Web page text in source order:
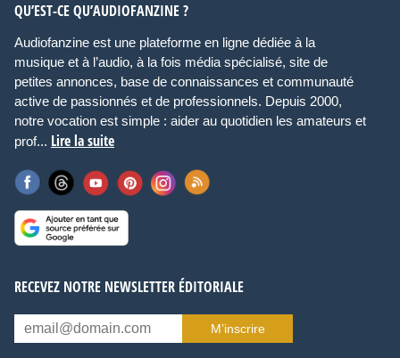
QU’EST-CE QU’AUDIOFANZINE ?
Audiofanzine est une plateforme en ligne dédiée à la
musique et à l’audio, à la fois média spécialisé, site de
petites annonces, base de connaissances et communauté
active de passionnés et de professionnels. Depuis 2000,
notre vocation est simple : aider au quotidien les amateurs et
prof... Lire la suite
RECEVEZ NOTRE NEWSLETTER ÉDITORIALE
M’inscrire